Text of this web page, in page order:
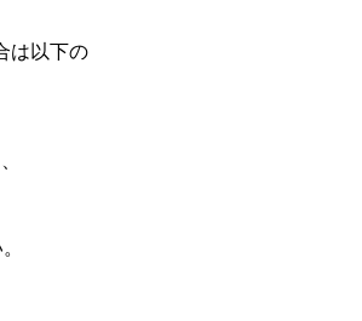
は以下の